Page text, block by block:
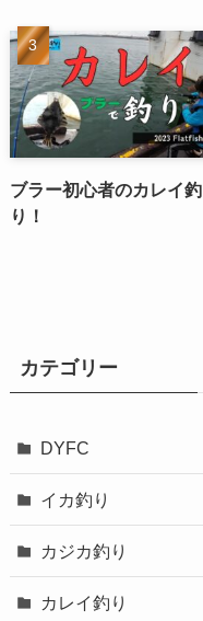
ブラー初心者のカレイ釣
り！
カテゴリー
DYFC
イカ釣り
カジカ釣り
カレイ釣り